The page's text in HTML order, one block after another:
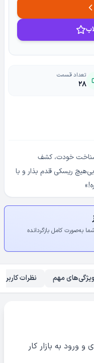
تعداد قسمت
۲۸
شناخت خودت، کشف
ریسکی قدم بذار و با
به‌صورت کامل بازگردانده
ویژگی‌های مهم نظرات
ورود به بازار کار